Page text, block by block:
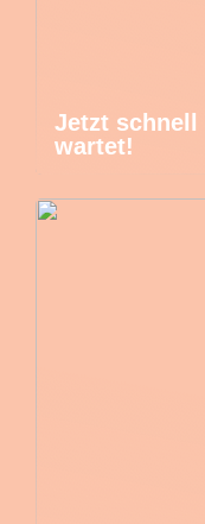
Jetzt schnell
wartet!